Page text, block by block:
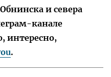
и севера
канале
интересно,
.